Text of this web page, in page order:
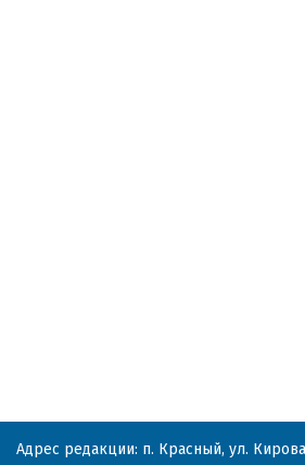
Адрес редакции: п. Красный, ул.